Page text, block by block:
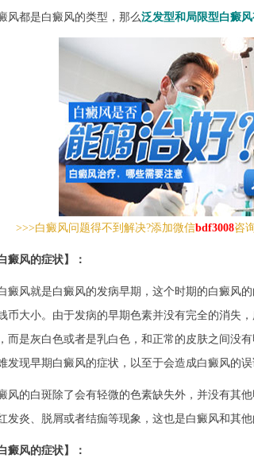
风都是白癜风的类型，那么泛发型和局限型白癜
>>>白癜风问题得不到解决?添加微信bdf3008咨
癜风的症状】：
癜风就是白癜风的发病早期，这个时期的白癜风
币大小。由于发病的早期色素并没有完全的消失
而是灰白色或者是乳白色，和正常的皮肤之间没
发现早期白癜风的症状，以至于会造成白癜风的误
风的白斑除了会有轻微的色素缺失外，并没有其
发炎、脱屑或者结痂等现象，这也是白癜风和其他
癜风的症状】：